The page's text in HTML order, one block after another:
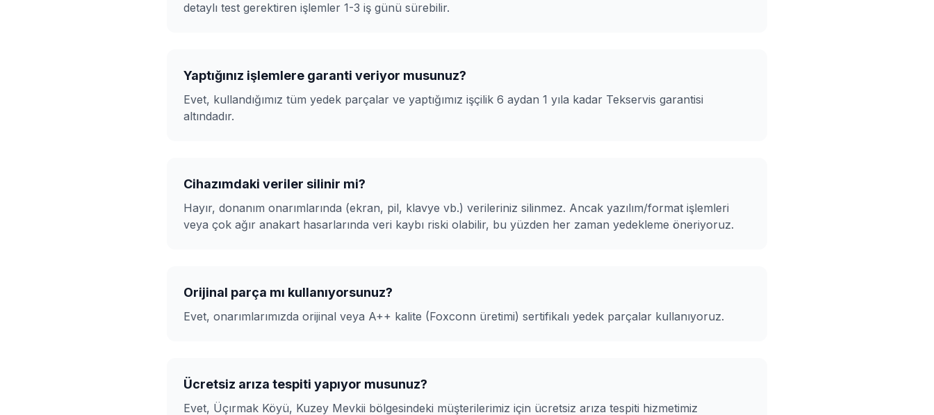
detaylı test gerektiren işlemler 1-3 iş günü sürebilir.
Yaptığınız işlemlere garanti veriyor musunuz?
Evet, kullandığımız tüm yedek parçalar ve yaptığımız işçilik 6 aydan 1 yıla kadar Tekservis garantisi
altındadır.
Cihazımdaki veriler silinir mi?
Hayır, donanım onarımlarında (ekran, pil, klavye vb.) verileriniz silinmez. Ancak yazılım/format işlemleri
veya çok ağır anakart hasarlarında veri kaybı riski olabilir, bu yüzden her zaman yedekleme öneriyoruz.
Orijinal parça mı kullanıyorsunuz?
Evet, onarımlarımızda orijinal veya A++ kalite (Foxconn üretimi) sertifikalı yedek parçalar kullanıyoruz.
Ücretsiz arıza tespiti yapıyor musunuz?
Evet, Üçırmak Köyü, Kuzey Mevkii bölgesindeki müşterilerimiz için ücretsiz arıza tespiti hizmetimiz